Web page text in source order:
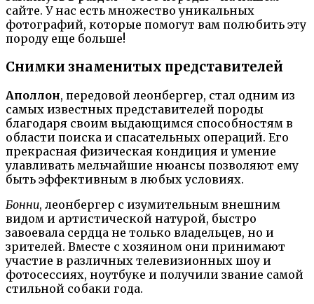
сайте. У нас есть множество уникальных
фотографий, которые помогут вам полюбить эту
породу еще больше!
Снимки знаменитых представителей
Аполлон, передовой леонбергер, стал одним из
самых известных представителей породы
благодаря своим выдающимся способностям в
области поиска и спасательных операций. Его
прекрасная физическая кондиция и умение
улавливать мельчайшие нюансы позволяют ему
быть эффективным в любых условиях.
Бонни, леонбергер с изумительным внешним
видом и артистической натурой, быстро
завоевала сердца не только владельцев, но и
зрителей. Вместе с хозяином они принимают
участие в различных телевизионных шоу и
фотосессиях, ноутбуке и получили звание самой
стильной собаки года.